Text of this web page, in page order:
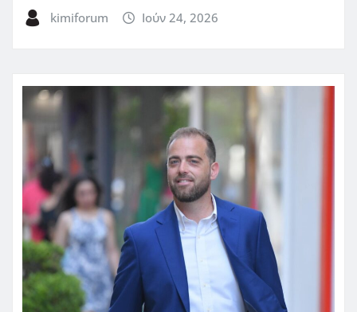
kimiforum Ιούν 24, 2026